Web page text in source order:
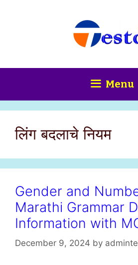
Menu
लिंग बदलाचे नियम
Gender and
Marathi Grammar
Information with
December 9, 2024 by